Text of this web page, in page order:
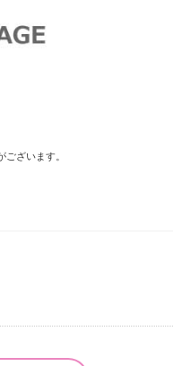
索する
ざいます。